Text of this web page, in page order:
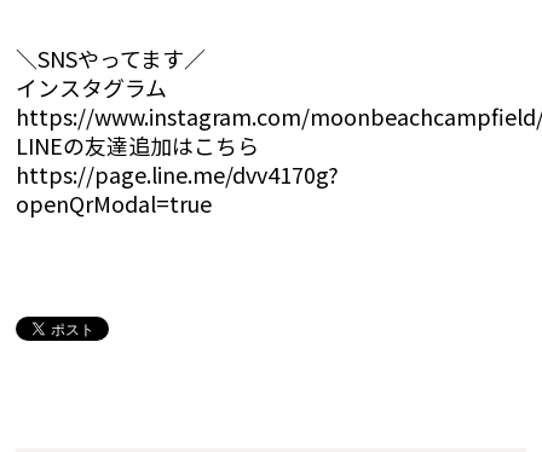
＼SNSやってます／
インスタグラム
https://www.instagram.com/
LINEの友達追加はこちら
https://page.line.me/dvv4170g?
openQrModal=true